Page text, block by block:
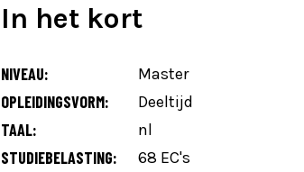
In het kort
NIVEAU:
Master
OPLEIDINGSVORM:
Deeltijd
TAAL:
nl
STUDIEBELASTING:
68 EC's